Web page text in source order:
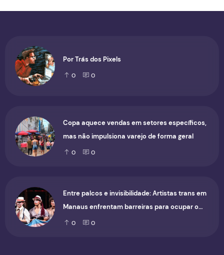
Por Trás dos Pixels
0 0
Copa aquece vendas em setores específicos,
mas não impulsiona varejo de forma geral
0 0
Entre palcos e invisibilidade: Artistas trans em
Manaus enfrentam barreiras para ocupar o
cenário cultural
0 0